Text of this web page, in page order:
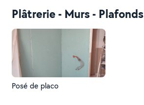
Plâtrerie - Murs - Plafonds
Posé de placo